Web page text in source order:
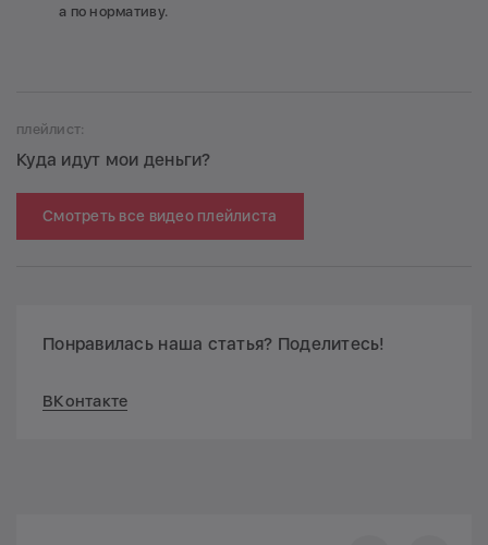
а по нормативу.
плейлист:
Куда идут мои деньги?
Смотреть все видео плейлиста
Понравилась наша статья? Поделитесь!
ВКонтакте